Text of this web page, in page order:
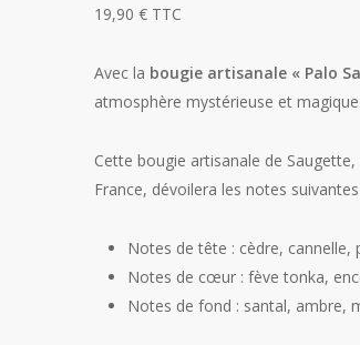
19,90 € TTC
Avec la bougie artisanale « Palo
atmosphère mystérieuse et magique.
Cette bougie artisanale de
France, dévoilera les notes
Notes de tête : cèdre, cannelle,
Notes de cœur : fève tonka,
Notes de fond : santal, ambre,